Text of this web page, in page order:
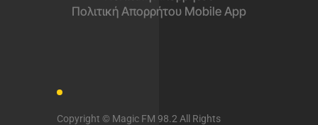
Πολιτική Απορρήτου Mobile App
Copyright © Magic FM 98.2 All Rights